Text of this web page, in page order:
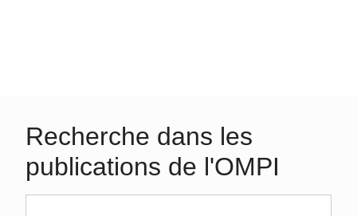
Recherche dans les
publications de l'OMPI